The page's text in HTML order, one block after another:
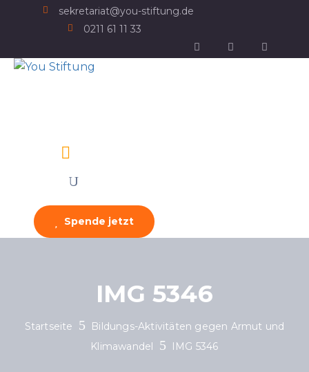
sekretariat@you-stiftung.de
0211 61 11 33
Spende jetzt
IMG 5346
Startseite
Bildungs-Aktivitäten gegen Armut und
Klimawandel
IMG 5346